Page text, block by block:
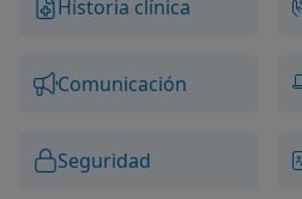
Historia clínica
Comunicación
Seguridad